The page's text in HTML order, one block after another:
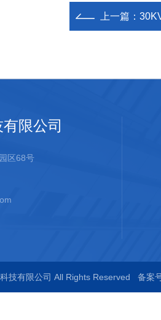
上一篇：
限公司
区68号
技有限公司 All Rights Reserved 备案